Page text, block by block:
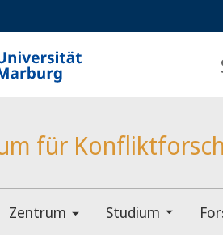
für
Zentrum Studium